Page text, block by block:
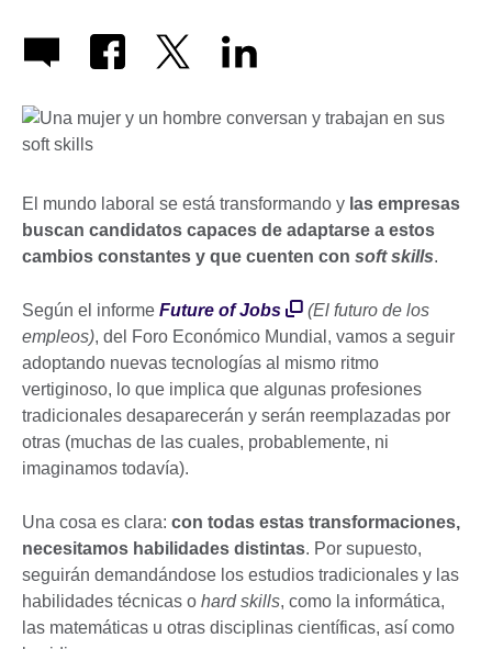
El mundo laboral se está transformando y las empresas
buscan candidatos capaces de adaptarse a estos
cambios constantes y que cuenten con soft skills.
Según el informe Future of Jobs
(El futuro de los
empleos), del Foro Económico Mundial, vamos a seguir
adoptando nuevas tecnologías al mismo ritmo
vertiginoso, lo que implica que algunas profesiones
tradicionales desaparecerán y serán reemplazadas por
otras (muchas de las cuales, probablemente, ni
imaginamos todavía).
Una cosa es clara: con todas estas transformaciones,
necesitamos habilidades distintas. Por supuesto,
seguirán demandándose los estudios tradicionales y las
habilidades técnicas o hard skills, como la informática,
las matemáticas u otras disciplinas científicas, así como